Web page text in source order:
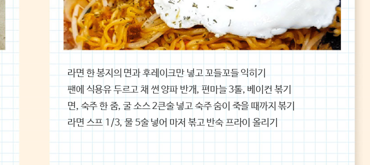
라면 한 봉지의 면과 후레이크만 넣고 꼬들꼬들 익히기
팬에 식용유 두르고 채 썬 양파 반개, 편마늘 3톨, 베이컨 볶기
면, 숙주 한 줌, 굴 소스 2큰술 넣고 숙주 숨이 죽을 때까지 볶기
라면 스프 1/3, 물 5술 넣어 마저 볶고 반숙 프라이 올리기